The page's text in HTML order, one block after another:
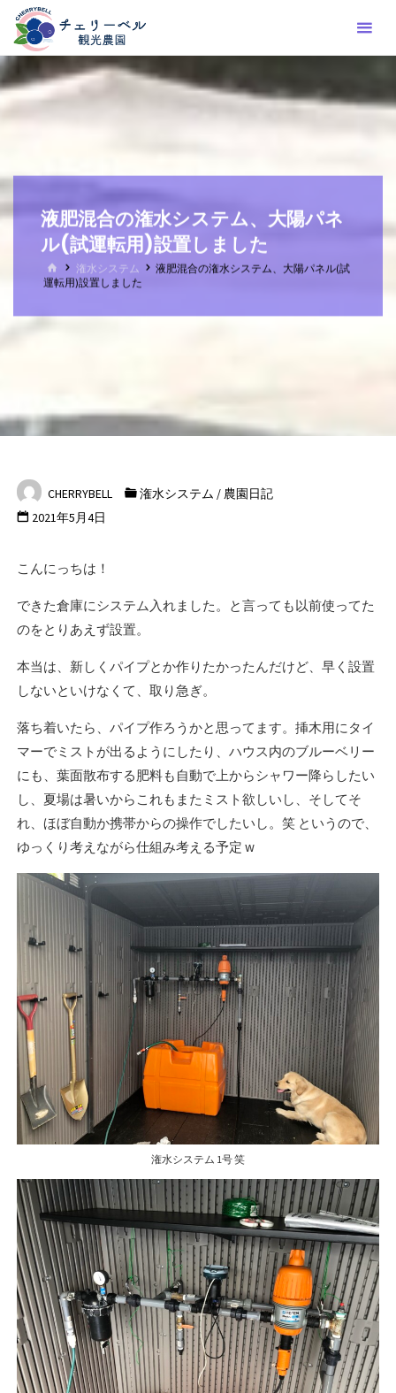
テ
ン
ツ
キ
ッ
液肥混合の潅水システム、大陽パネ
ル(試運転用)設置しました
ホ
ー
潅水システム
液肥混合の潅水システム、大陽パネル(試
運転用)設置しました
CHERRYBELL 潅水システム / 農園日記
2021年5月4日
こんにっちは！
できた倉庫にシステム入れました。と言っても以前使ってた
のをとりあえず設置。
本当は、新しくパイプとか作りたかったんだけど、早く設置
しないといけなくて、取り急ぎ。
落ち着いたら、パイプ作ろうかと思ってます。挿木用にタイ
マーでミストが出るようにしたり、ハウス内のブルーベリー
にも、葉面散布する肥料も自動で上からシャワー降らしたい
し、夏場は暑いからこれもまたミスト欲しいし、そしてそ
れ、ほぼ自動か携帯からの操作でしたいし。笑 というので、
ゆっくり考えながら仕組み考える予定 w
潅水システム 1号 笑